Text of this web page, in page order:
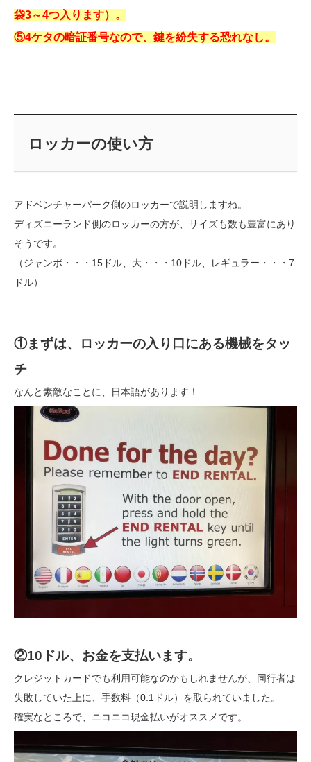
袋3～4つ入ります）。
⑤4ケタの暗証番号なので、鍵を紛失する恐れなし。
ロッカーの使い方
アドベンチャーパーク側のロッカーで説明しますね。
ディズニーランド側のロッカーの方が、サイズも数も豊富にあり
そうです。
（ジャンボ・・・15ドル、大・・・10ドル、レギュラー・・・7
ドル）
①まずは、ロッカーの入り口にある機械をタッ
チ
なんと素敵なことに、日本語があります！
②10ドル、お金を支払います。
クレジットカードでも利用可能なのかもしれませんが、同行者は
失敗していた上に、手数料（0.1ドル）を取られていました。
確実なところで、ニコニコ現金払いがオススメです。